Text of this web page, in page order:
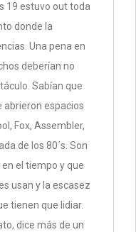
19 estuvo out toda
donde la
Una pena en
deberían no
Sabían que
abrieron espacios
Fox, Assembler,
de los 80´s. Son
el tiempo y que
usan y la escasez
tienen que lidiar.
dice más de un